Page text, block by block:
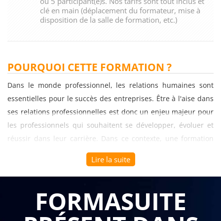
clé en main (déplacement du formateur, mise à
disposition de la salle de formation, etc.)
POURQUOI CETTE FORMATION ?
Dans le monde professionnel, les relations humaines sont
essentielles pour le succès des entreprises. Être à l'aise dans
ses relations professionnelles est donc un enjeu majeur pour
les professionnels qui souhaitent se développer, évoluer et
réussir dans leur carrière. Dans ce contexte, une formation
sur le thème "Être à l'aise dans ses relations
professionnelles" peut être très utile pour les professionnels
de tous les secteurs d'activité.
Voici les principaux avantages de suivre une telle formation :
Lire la suite
FORMASUITE